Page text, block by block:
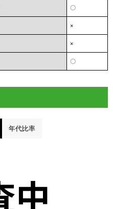
〇
×
×
〇
年代比率